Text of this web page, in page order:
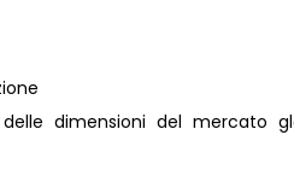
delle dimensioni del mercato